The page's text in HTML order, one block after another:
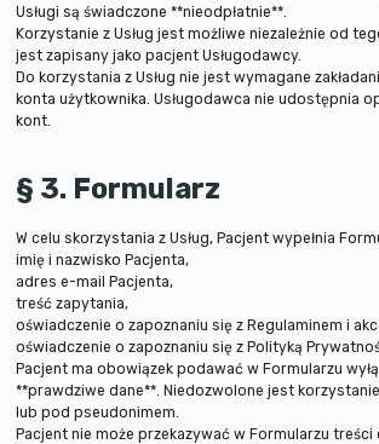
Usługi są świadczone **nieodpłatnie**.
Korzystanie z Usług jest możliwe niezależnie od
jest zapisany jako pacjent Usługodawcy.
Do korzystania z Usług nie jest wymagane
konta użytkownika. Usługodawca nie udostępnia
kont.
§ 3. Formularz
W celu skorzystania z Usług, Pacjent wypełnia
imię i nazwisko Pacjenta,
adres e-mail Pacjenta,
treść zapytania,
oświadczenie o zapoznaniu się z Regulaminem i
oświadczenie o zapoznaniu się z Polityką
Pacjent ma obowiązek podawać w Formularzu
**prawdziwe dane**. Niedozwolone jest
lub pod pseudonimem.
Pacjent nie może przekazywać w Formularzu treści